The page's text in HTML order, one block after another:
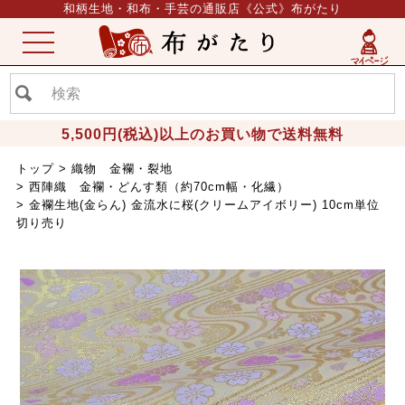
和柄生地・和布・手芸の通販店《公式》布がたり
5,500円(税込)以上のお買い物で送料無料
ME
NU
トップ
織物 金襴・裂地
西陣織 金襴・どんす類（約70cm幅・化繊）
金襴生地(金らん) 金流水に桜(クリームアイボリー) 10cm単位
切り売り